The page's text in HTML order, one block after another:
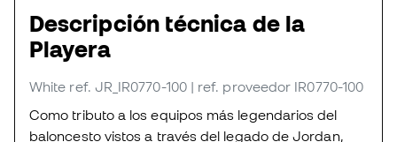
Descripción técnica de la
Playera
White ref. JR_IR0770-100 | ref. proveedor IR0770-100
Como tributo a los equipos más legendarios del
baloncesto vistos a través del legado de Jordan,